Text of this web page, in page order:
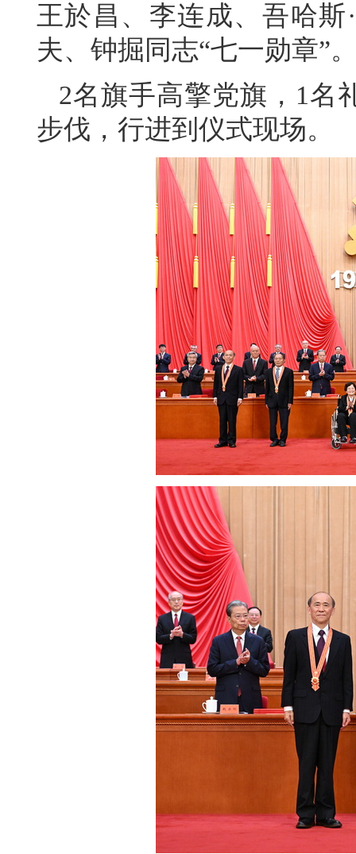
王於昌、李连成、吾哈
夫、钟掘同志“七一勋章”
2名旗手高擎党旗，1名
步伐，行进到仪式现场。